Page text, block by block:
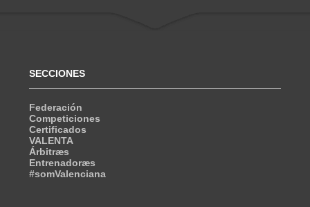
SECCIONES
Federación
Competiciones
Certificados
VALENTA
Árbitræs
Entrenadoræs
#somValenciana